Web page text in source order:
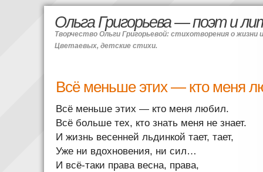
Ольга Григорьева — поэт и
Творчество Ольги Григорьевой: стихотворения о
Цветаевых, детские стихи.
Всё меньше этих — кто меня
Всё меньше этих — кто меня любил.
Всё больше тех, кто знать меня не знает.
И жизнь весенней льдинкой тает, тает,
Уже ни вдохновения, ни сил…
И всё-таки права весна, права,